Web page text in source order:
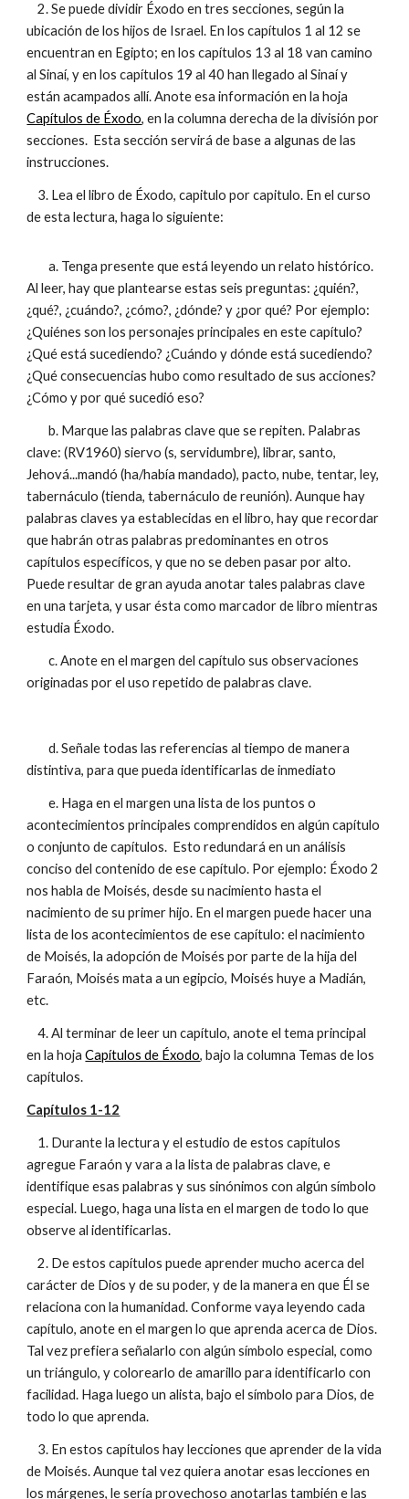
2. Se puede dividir Éxodo en tres secciones, según la
ubicación de los hijos de Israel. En los capítulos 1 al 12 se
encuentran en Egipto; en los capítulos 13 al 18 van camino
al Sinaí, y en los capítulos 19 al 40 han llegado al Sinaí y
están acampados allí. Anote esa información en la hoja
Capítulos de Éxodo, en la columna derecha de la división por
secciones. Esta sección servirá de base a algunas de las
instrucciones.
3. Lea el libro de Éxodo, capitulo por capitulo. En el curso
de esta lectura, haga lo siguiente:
a. Tenga presente que está leyendo un relato histórico.
Al leer, hay que plantearse estas seis preguntas: ¿quién?,
¿qué?, ¿cuándo?, ¿cómo?, ¿dónde? y ¿por qué? Por ejemplo:
¿Quiénes son los personajes principales en este capítulo?
¿Qué está sucediendo? ¿Cuándo y dónde está sucediendo?
¿Qué consecuencias hubo como resultado de sus acciones?
¿Cómo y por qué sucedió eso?
b. Marque las palabras clave que se repiten. Palabras
clave: (RV1960) siervo (s, servidumbre), librar, santo,
Jehová...mandó (ha/había mandado), pacto, nube, tentar, ley,
tabernáculo (tienda, tabernáculo de reunión). Aunque hay
palabras claves ya establecidas en el libro, hay que recordar
que habrán otras palabras predominantes en otros
capítulos específicos, y que no se deben pasar por alto.
Puede resultar de gran ayuda anotar tales palabras clave
en una tarjeta, y usar ésta como marcador de libro mientras
estudia Éxodo.
c. Anote en el margen del capítulo sus observaciones
originadas por el uso repetido de palabras clave.
d. Señale todas las referencias al tiempo de manera
distintiva, para que pueda identificarlas de inmediato
e. Haga en el margen una lista de los puntos o
acontecimientos principales comprendidos en algún capítulo
o conjunto de capítulos. Esto redundará en un análisis
conciso del contenido de ese capítulo. Por ejemplo: Éxodo 2
nos habla de Moisés, desde su nacimiento hasta el
nacimiento de su primer hijo. En el margen puede hacer una
lista de los acontecimientos de ese capítulo: el nacimiento
de Moisés, la adopción de Moisés por parte de la hija del
Faraón, Moisés mata a un egipcio, Moisés huye a Madián,
etc.
4. Al terminar de leer un capítulo, anote el tema principal
en la hojaCapítulos de Éxodo, bajo la columna Temas de los
capítulos.
Capítulos 1-12
1. Durante la lectura y el estudio de estos capítulos
agregue Faraón y vara a la lista de palabras clave, e
identifique esas palabras y sus sinónimos con algún símbolo
especial. Luego, haga una lista en el margen de todo lo que
observe al identificarlas.
2. De estos capítulos puede aprender mucho acerca del
carácter de Dios y de su poder, y de la manera en que Él se
relaciona con la humanidad. Conforme vaya leyendo cada
capítulo, anote en el margen lo que aprenda acerca de Dios.
Tal vez prefiera señalarlo con algún símbolo especial, como
un triángulo, y colorearlo de amarillo para identificarlo con
facilidad. Haga luego un alista, bajo el símbolo para Dios, de
todo lo que aprenda.
3. En estos capítulos hay lecciones que aprender de la vida
de Moisés. Aunque tal vez quiera anotar esas lecciones en
los márgenes, le sería provechoso anotarlas también e las